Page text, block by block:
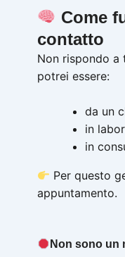
Come
contatto
Non rispondo a
potrei essere:
da un
in
in
Per questo
appuntamento.
Non sono un